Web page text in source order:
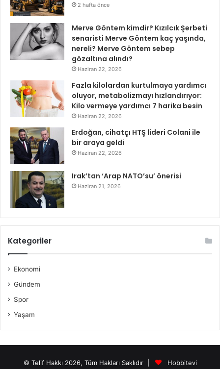
2 hafta önce
Merve Göntem kimdir? Kızılcık Şerbeti
senaristi Merve Göntem kaç yaşında,
nereli? Merve Göntem sebep
gözaltına alındı?
Haziran 22, 2026
Fazla kilolardan kurtulmaya yardımcı
oluyor, metabolizmayı hızlandırıyor:
Kilo vermeye yardımcı 7 harika besin
Haziran 22, 2026
Erdoğan, cihatçı HTŞ lideri Colani ile
bir araya geldi
Haziran 22, 2026
Irak’tan ‘Arap NATO’su’ önerisi
Haziran 21, 2026
Kategoriler
Ekonomi
Gündem
Spor
Yaşam
© Telif Hakkı 2026, Tüm Hakları Saklıdır | Hobbitevi